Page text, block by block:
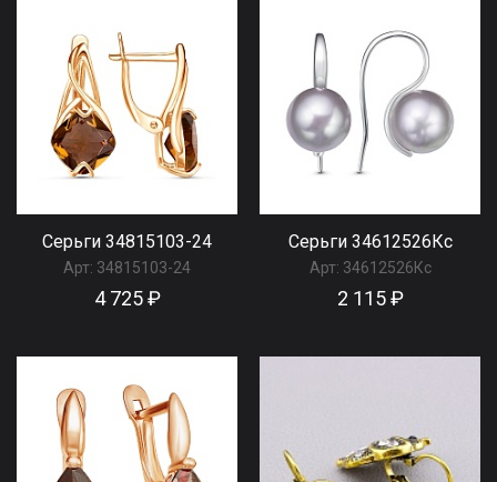
Серьги 34815103-24
Арт: 34815103-24
4 725 ₽
Серьги 34612526Кс
Арт: 34612526Кс
2 115 ₽